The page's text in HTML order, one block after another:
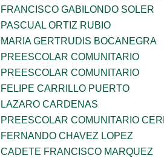
FRANCISCO GABILONDO SOLER
PASCUAL ORTIZ RUBIO
MARIA GERTRUDIS BOCANEGRA
PREESCOLAR COMUNITARIO
PREESCOLAR COMUNITARIO
FELIPE CARRILLO PUERTO
LAZARO CARDENAS
PREESCOLAR COMUNITARIO
FERNANDO CHAVEZ LOPEZ
CADETE FRANCISCO MARQUEZ